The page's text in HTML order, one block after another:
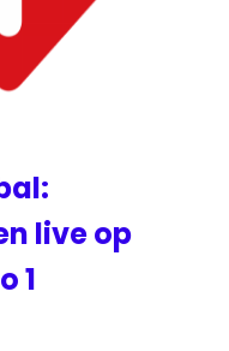
live op
1